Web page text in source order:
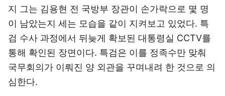
지 그는 김용현 전 국방부 장관이 손가락으로 몇 명
이 남았는지 세는 모습을 같이 지켜보고 있었다. 특
검 수사 과정에서 뒤늦게 확보된 대통령실 CCTV를
통해 확인된 장면이다. 특검은 이를 정족수만 맞춰
국무회의가 이뤄진 양 외관을 꾸며내려 한 것으로 의
심한다.